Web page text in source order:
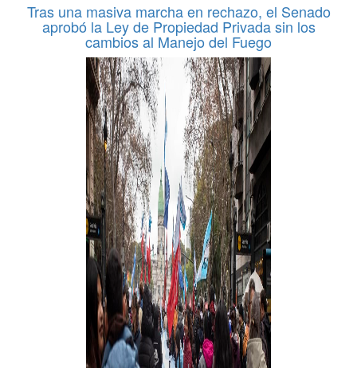
Tras una masiva marcha en rechazo, el Senado
aprobó la Ley de Propiedad Privada sin los
cambios al Manejo del Fuego